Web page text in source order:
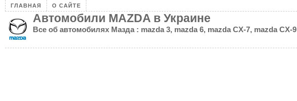
ГЛАВНАЯ О САЙТЕ
Автомобили MAZDA в Украине
Все об автомобилях Мазда : mazda 3, mazda 6, mazda CX-7, mazda CX-9